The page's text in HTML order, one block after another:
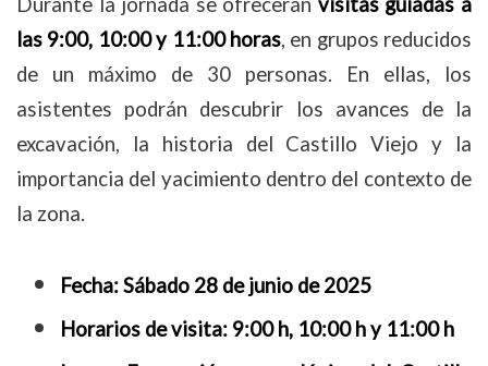
Durante la jornada se ofrecerán visitas guiadas a
las 9:00, 10:00 y 11:00 horas, en grupos reducidos
de un máximo de 30 personas. En ellas, los
asistentes podrán descubrir los avances de la
excavación, la historia del Castillo Viejo y la
importancia del yacimiento dentro del contexto de
la zona.
Fecha: Sábado 28 de junio de 2025
Horarios de visita: 9:00 h, 10:00 h y 11:00 h